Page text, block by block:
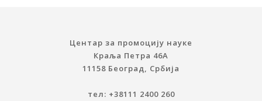
Центар за промоцију науке
Краља Петра 46A
11158 Београд, Србија
тел: +38111 2400 260